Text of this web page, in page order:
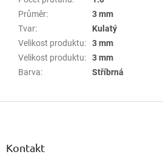
Průměr:
3 mm
Tvar:
Kulatý
Velikost produktu:
3 mm
Velikost produktu:
3 mm
Barva: Stříbrná
Z
Kontakt